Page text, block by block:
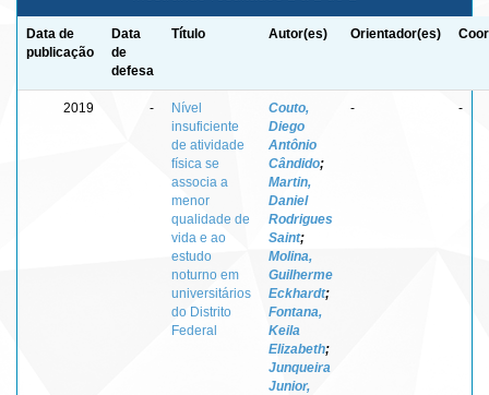
Data de
publicação
Data
de
defesa
Título Autor(es) Orientador(es)
2019 -
Nível
insuficiente
de atividade
física se
associa a
menor
qualidade de
vida e ao
estudo
noturno em
universitários
do Distrito
Federal
Couto,
Diego
Antônio
Cândido;
Martin,
Daniel
Rodrigues
Saint;
Molina,
Guilherme
Eckhardt;
Fontana,
Keila
Elizabeth;
Junqueira
Junior,
- -